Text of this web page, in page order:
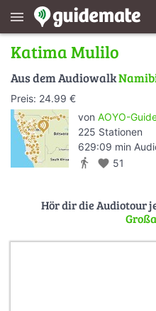
menu
Katima Mulilo
Aus dem Audiowalk
Preis: 24.99 €
von AOYO-
225 Stationen
629:09 min
directions_walk favorite 51
Hör dir die Audiotour